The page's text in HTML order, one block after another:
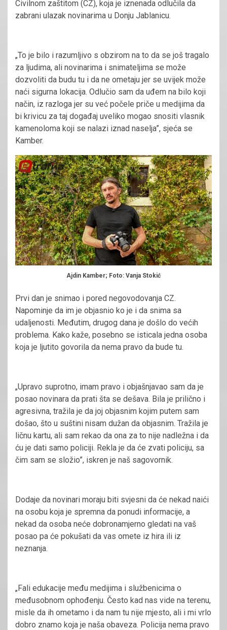
Civilnom zaštitom (CZ), koja je iznenada odlučila da
zabrani ulazak novinarima u Donju Jablanicu.
„To je bilo i razumljivo s obzirom na to da se još tragalo
za ljudima, ali novinarima i snimateljima se može
dozvoliti da budu tu i da ne ometaju jer se uvijek može
naći sigurna lokacija. Odlučio sam da uđem na bilo koji
način, iz razloga jer su već počele priče u medijima da
bi krivicu za taj događaj uveliko mogao snositi vlasnik
kamenoloma koji se nalazi iznad naselja”, sjeća se
Kamber.
Ajdin Kamber; Foto: Vanja Stokić
Prvi dan je snimao i pored negovodovanja CZ.
Napominje da im je objasnio ko je i da snima sa
udaljenosti. Međutim, drugog dana je došlo do većih
problema. Kako kaže, posebno se isticala jedna osoba
koja je ljutito govorila da nema pravo da bude tu.
„Upravo suprotno, imam pravo i objašnjavao sam da je
posao novinara da prati šta se dešava. Bila je prilično i
agresivna, tražila je da joj objasnim kojim putem sam
došao, što u suštini nisam dužan da objasnim. Tražila je
ličnu kartu, ali sam rekao da ona za to nije nadležna i da
ću je dati samo policiji. Rekla je da će zvati policiju, sa
čim sam se složio”, iskren je naš sagovornik.
Dodaje da novinari moraju biti svjesni da će nekad naići
na osobu koja je spremna da ponudi informacije, a
nekad da osoba neće dobronamjerno gledati na vaš
posao pa će pokušati da vas omete iz hira ili iz
neznanja.
„Fali edukacije među medijima i službenicima o
međusobnom ophođenju. Često kad nas vide na terenu,
misle da ih ometamo i da nam tu nije mjesto, ali i mi vrlo
dobro znamo koja je naša obaveza. Policija nema pravo